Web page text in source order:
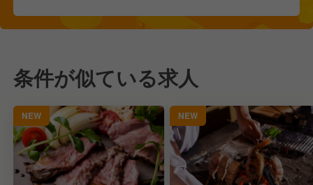
条件が似ている求人
NEW NEW